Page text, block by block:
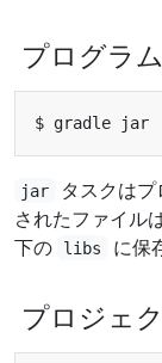
プログラ
jar
タスクは
されたファイル
下の
libs に保
プロジェ